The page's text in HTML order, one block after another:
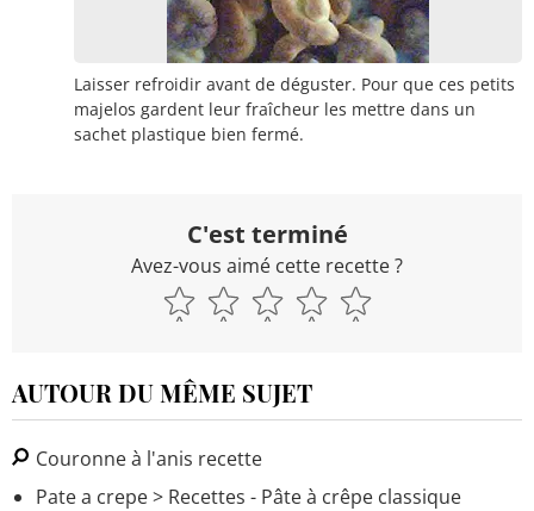
Laisser refroidir avant de déguster. Pour que ces petits
majelos gardent leur fraîcheur les mettre dans un
sachet plastique bien fermé.
C'est terminé
Avez-vous aimé cette recette ?
AUTOUR DU MÊME SUJET
Couronne à l'anis recette
Pate a crepe> Recettes - Pâte à crêpe classique